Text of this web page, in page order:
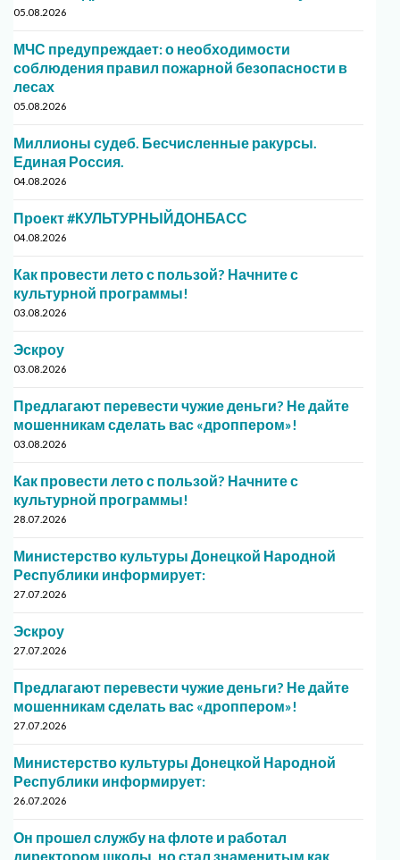
05.08.2026
МЧС предупреждает: о необходимости
соблюдения правил пожарной безопасности в
лесах
05.08.2026
Миллионы судеб. Бесчисленные ракурсы.
Единая Россия.
04.08.2026
Проект #КУЛЬТУРНЫЙДОНБАСС
04.08.2026
Как провести лето с пользой? Начните с
культурной программы!
03.08.2026
Эскроу
03.08.2026
Предлагают перевести чужие деньги? Не дайте
мошенникам сделать вас «дроппером»!
03.08.2026
Как провести лето с пользой? Начните с
культурной программы!
28.07.2026
Министерство культуры Донецкой Народной
Республики информирует:
27.07.2026
Эскроу
27.07.2026
Предлагают перевести чужие деньги? Не дайте
мошенникам сделать вас «дроппером»!
27.07.2026
Министерство культуры Донецкой Народной
Республики информирует:
26.07.2026
Он прошел службу на флоте и работал
директором школы, но стал знаменитым как